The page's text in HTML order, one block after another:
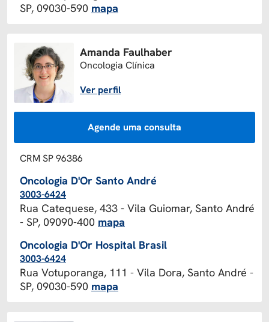
SP, 09030-590 mapa
Amanda Faulhaber
Oncologia Clínica
Ver perfil
Agende uma consulta
CRM SP 96386
Oncologia D'Or Santo André
3003-6424
Rua Catequese, 433 - Vila Guiomar, Santo André
- SP, 09090-400 mapa
Oncologia D'Or Hospital Brasil
3003-6424
Rua Votuporanga, 111 - Vila Dora, Santo André -
SP, 09030-590 mapa